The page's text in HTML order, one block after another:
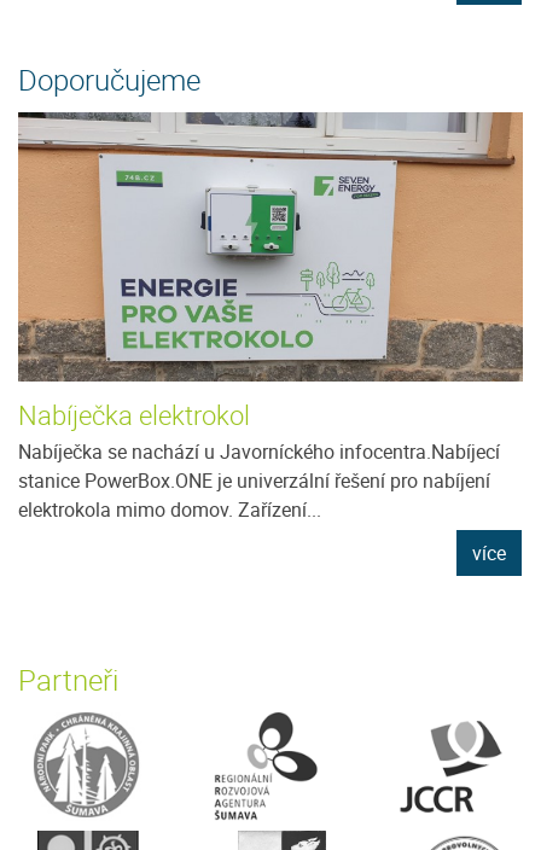
Doporučujeme
Nabíječka elektrokol
Nabíječka se nachází u Javorníckého infocentra.Nabíjecí
stanice PowerBox.ONE je univerzální řešení pro nabíjení
elektrokola mimo domov. Zařízení...
více
Partneři